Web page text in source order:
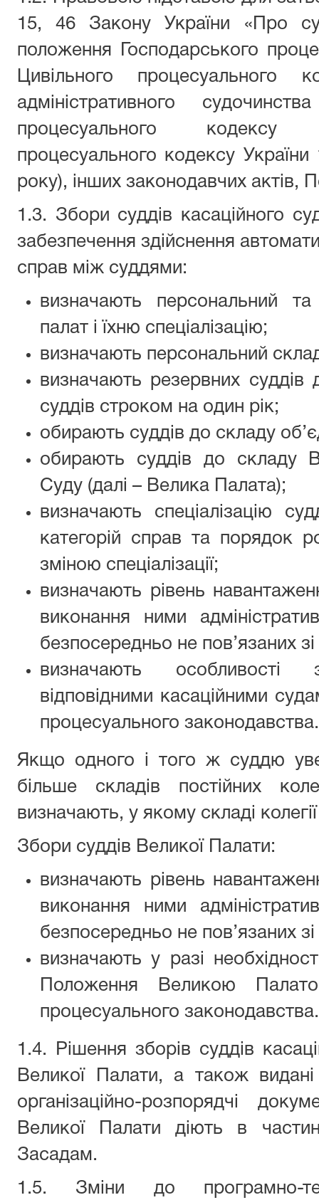
15, 46 Закону України «Про
положення Господарського
Цивільного процесуального
адміністративного
процесуального кодексу
процесуального кодексу
року), інших законодавчих актів,
1.3. Збори суддів касаційного
забезпечення здійснення
справ між суддями:
визначають персональний
палат і їхню спеціалізацію;
визначають персональний
визначають резервних суддів
суддів строком на один рік;
обирають суддів до складу
обирають суддів до складу
Суду (далі – Велика Палата);
визначають спеціалізацію
категорій справ та порядок
зміною спеціалізації;
визначають рівень
виконання ними
безпосередньо не пов’язаних
визначають особливості
відповідними касаційними
процесуального законодавства.
Якщо одного і того ж суддю
більше складів постійних
визначають, у якому складі
Збори суддів Великої Палати:
визначають рівень
виконання ними
безпосередньо не пов’язаних
визначають у разі
Положення Великою
процесуального законодавства.
1.4. Рішення зборів суддів
Великої Палати, а також
організаційно-розпорядчі
Великої Палати діють в
Засадам.
1.5. Зміни до програмно-